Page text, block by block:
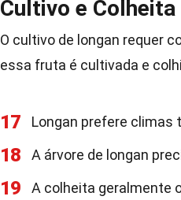
Cultivo e Colheita
O cultivo de longan requer
essa fruta é cultivada e
17 Longan prefere climas
18 A árvore de longan
19 A colheita geralmente